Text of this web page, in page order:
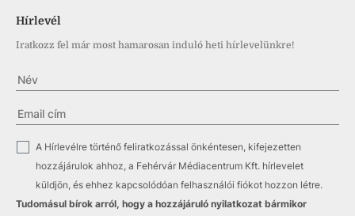
Hírlevél
Iratkozz fel már most hamarosan induló heti hírlevelünkre!
A Hírlevélre történő feliratkozással önkéntesen, kifejezetten
hozzájárulok ahhoz, a Fehérvár Médiacentrum Kft. hírlevelet
küldjön, és ehhez kapcsolódóan felhasználói fiókot hozzon létre.
Tudomásul bírok arról, hogy a hozzájáruló nyilatkozat bármikor